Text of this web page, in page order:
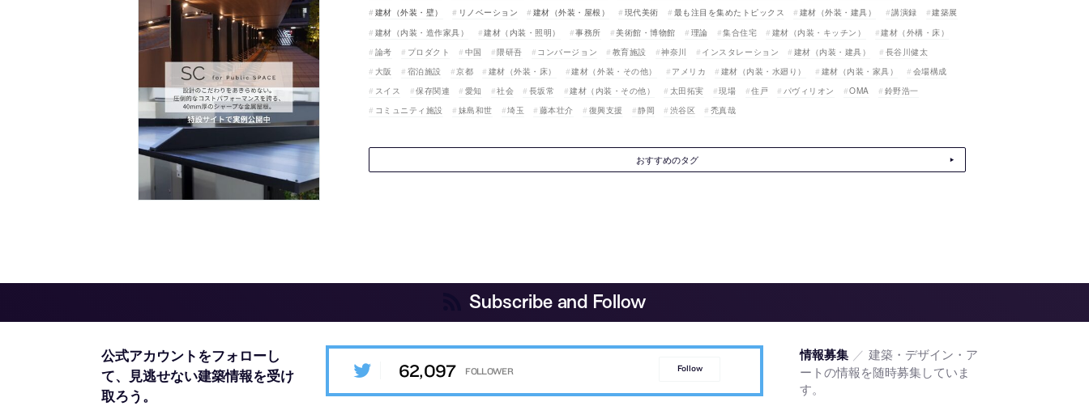
建材（外装・壁）
リノベーション 建材（外装・屋根） 現代美術 最も注目を集めたトピックス 建材（外装・建具） 講演録
建築展
建材（内装・造作家具）
建材（内装・照明） 事務所 美術館・博物館 理論 集合住宅 建材（内装・キッチン）
建材（外構・床）
論考
プロダクト 中国 隈研吾 コンバージョン 教育施設 神奈川 インスタレーション 建材（内装・建具）
長谷川健太
大阪
宿泊施設 京都 建材（外装・床） 建材（外装・その他） アメリカ 建材（内装・水廻り） 建材（内装・家具）
会場構成
スイス
保存関連 愛知 社会 長坂常 建材（内装・その他） 太田拓実 現場 住戸 パヴィリオン OMA
鈴野浩一
コミュニティ施設
妹島和世 埼玉 藤本壮介 復興支援 静岡 渋谷区 禿真哉
おすすめのタグ
Subscribe and Follow
公式アカウントをフォローし
て、
見逃せない建築情報を受け
取ろう。
62,097 Follow
情報募集 ／ 建築・デザイン・ア
ートの情報を随時募集していま
す。